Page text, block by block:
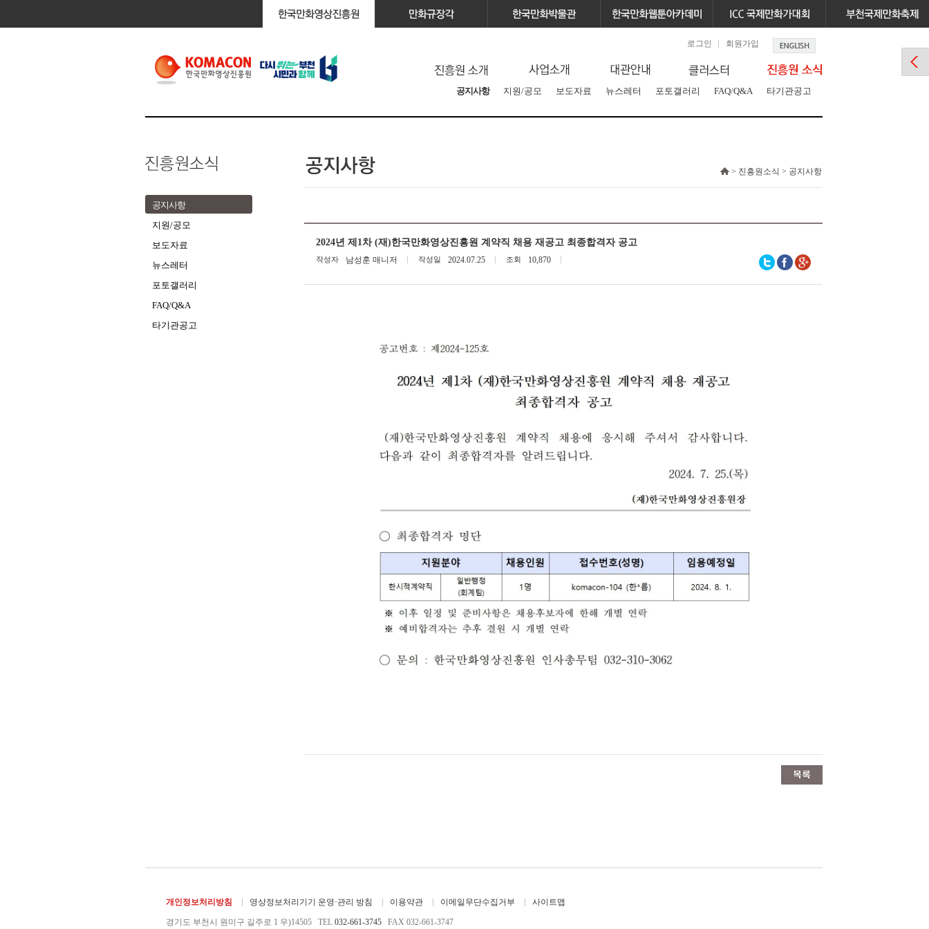
로그인 회원가입
공지사항 지원/공모 보도자료 뉴스레터 포토갤러리 FAQ/Q&A 타기관공고
공지사항
지원/공모
보도자료
뉴스레터
포토갤러리
FAQ/Q&A
타기관공고
> 진흥원소식 > 공지사항
2024년 제1차 (재)한국만화영상진흥원 계약직 채용 재공고 최종합격자 공고
작성자 남성훈 매니저 작성일 2024.07.25 조회 10,870
개인정보처리방침 영상정보처리기기 운영·관리 방침 이용약관 이메일무단수집거부 사이트맵
경기도 부천시 원미구 길주로 1 우)14505 TEL 032-661-3745 FAX 032-661-3747